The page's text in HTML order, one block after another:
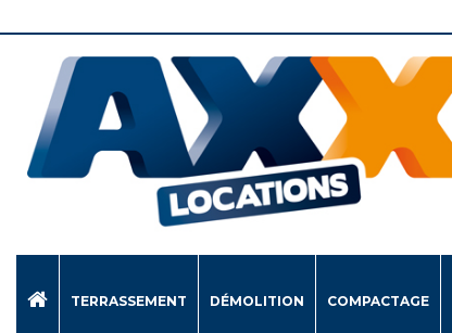
TERRASSEMENT DÉMOLITION COMPACTAGE